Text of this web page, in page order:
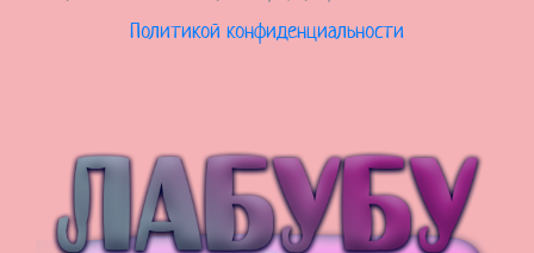
Политикой конфиденциальности